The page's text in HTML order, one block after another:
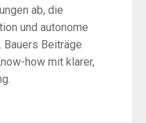
ab, die
und autonome
Beiträge
how mit klarer,